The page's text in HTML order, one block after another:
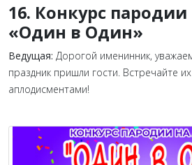
16. Конкурс
«Один в Один»
Ведущая: Дорогой именинник,
праздник пришли гости. Встречайте
аплодисментами!